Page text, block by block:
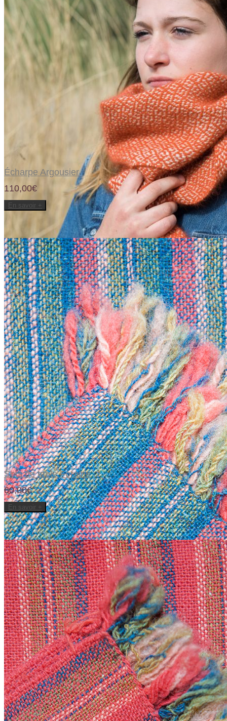
Ajouter à la liste d’envies
Ajouter à la liste d’envies
Écharpe Argousier
110,00€
En savoir +
Sets de table Foraine
60,00€
En savoir +